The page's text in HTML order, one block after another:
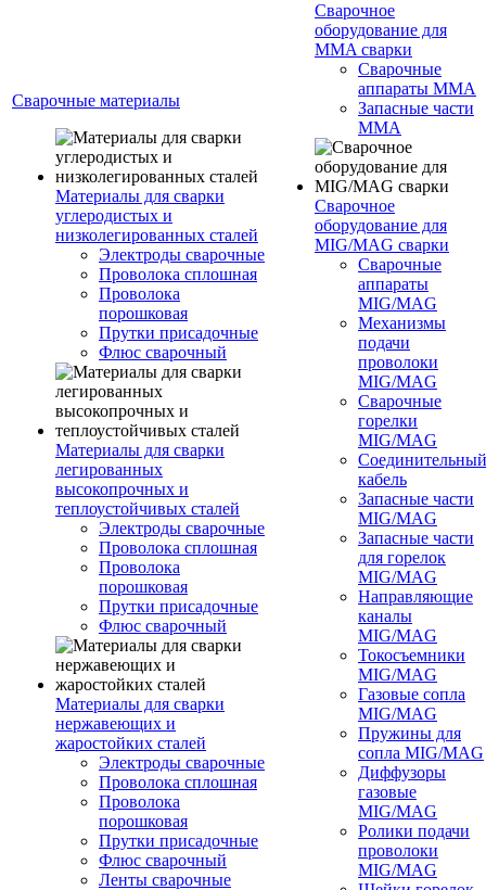
Сварочные материалы
Материалы для сварки
углеродистых и
низколегированных сталей
Электроды сварочные
Проволока сплошная
Проволока
порошковая
Прутки присадочные
Флюс сварочный
Материалы для сварки
легированных
высокопрочных и
теплоустойчивых сталей
Электроды сварочные
Проволока сплошная
Проволока
порошковая
Прутки присадочные
Флюс сварочный
Материалы для сварки
нержавеющих и
жаростойких сталей
Электроды сварочные
Проволока сплошная
Проволока
порошковая
Прутки присадочные
Флюс сварочный
Ленты сварочные
Сварочное
оборудование для
MMA сварки
Сварочные
аппараты MMA
Запасные части
MMA
Сварочное
оборудование для
MIG/MAG сварки
Сварочные
аппараты
MIG/MAG
Механизмы
подачи
проволоки
MIG/MAG
Сварочные
горелки
MIG/MAG
Соединительный
кабель
Запасные части
MIG/MAG
Запасные части
для горелок
MIG/MAG
Направляющие
каналы
MIG/MAG
Токосъемники
MIG/MAG
Газовые сопла
MIG/MAG
Пружины для
сопла MIG/MAG
Диффузоры
газовые
MIG/MAG
Ролики подачи
проволоки
MIG/MAG